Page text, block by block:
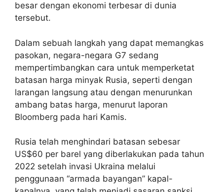
besar dengan ekonomi terbesar di dunia
tersebut.
Dalam sebuah langkah yang dapat memangkas
pasokan, negara-negara G7 sedang
mempertimbangkan cara untuk memperketat
batasan harga minyak Rusia, seperti dengan
larangan langsung atau dengan menurunkan
ambang batas harga, menurut laporan
Bloomberg pada hari Kamis.
Rusia telah menghindari batasan sebesar
US$60 per barel yang diberlakukan pada tahun
2022 setelah invasi Ukraina melalui
penggunaan “armada bayangan” kapal-